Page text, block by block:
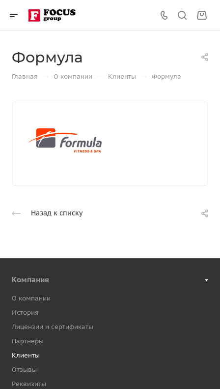
Формула
Главная — О компании — Клиенты — Формула
Назад к списку
Компания
О компании
История
Лицензии и сертификаты
Партнеры
Клиенты
Отзывы
Реквизиты